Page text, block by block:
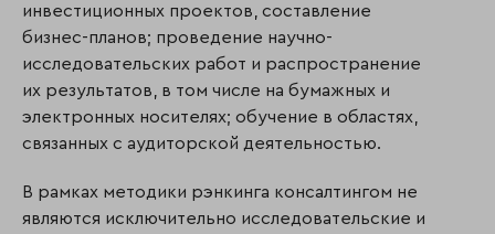
инвестиционных проектов, составление
бизнес-планов; проведение научно-
исследовательских работ и распространение
их результатов, в том числе на бумажных и
электронных носителях; обучение в областях,
связанных с аудиторской деятельностью.
В рамках методики рэнкинга консалтингом не
являются исключительно исследовательские и